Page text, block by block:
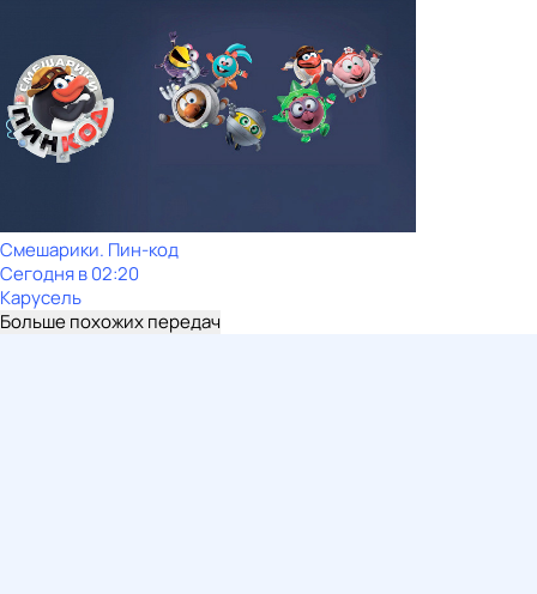
Смешарики. Пин-код
Сегодня в 02:20
Карусель
Больше похожих передач